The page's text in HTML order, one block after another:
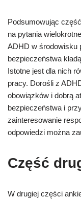
Podsumowując
na pytania
ADHD w środowisku
bezpieczeństwa
Istotne jest dla nich
pracy. Dorośli z
obowiązków i dobrą
bezpieczeństwa i
zainteresowanie
odpowiedzi można
Część
W drugiej części